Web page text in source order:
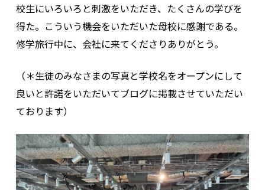
校生にいろいろと刺激をいただき、たくさんの学びを
得た。こういう機会をいただいた母校に感謝である。
修学旅行中に、会社に来てくださりありがとう。
（＊生徒のみなさまの写真と学校名をオープンにして
良いと許諾をいただいてブログに掲載させていただい
ております）